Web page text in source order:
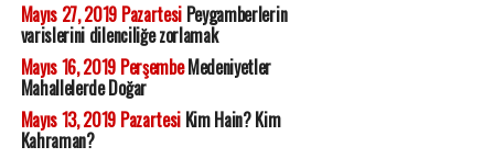
Mayıs 27, 2019 PazartesiPeygamberlerin
varislerini dilenciliğe zorlamak
Mayıs 16, 2019 PerşembeMedeniyetler
Mahallelerde Doğar
Mayıs 13, 2019 PazartesiKim Hain? Kim
Kahraman?